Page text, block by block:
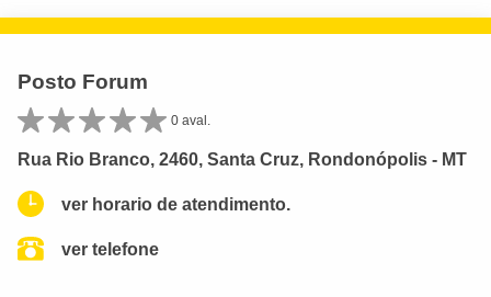
Posto Forum
0 aval.
Rua Rio Branco, 2460, Santa Cruz, Rondonópolis - MT
ver horario de atendimento.
ver telefone